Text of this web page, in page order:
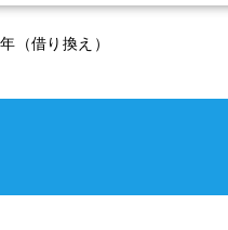
（借り換え）